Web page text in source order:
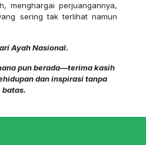
menghargai perjuangannya,
sering tak terlihat namun
Ayah Nasional.
pun berada—terima kasih
dan inspirasi tanpa
batas.